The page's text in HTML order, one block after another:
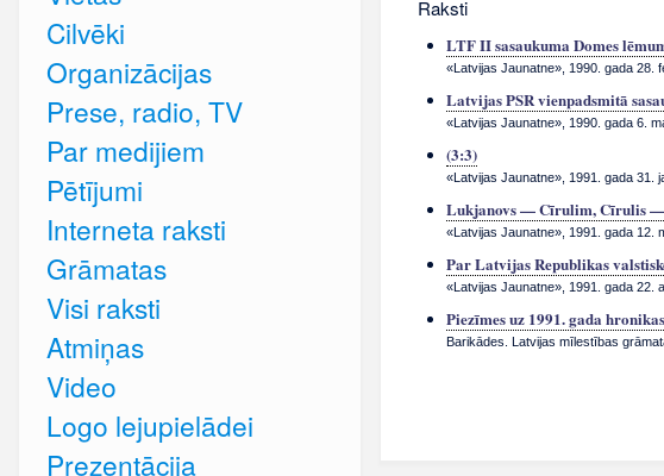
Raksti
LTF II sasaukuma Domes
«Latvijas Jaunatne», 1990. gada 28.
Latvijas PSR vienpadsmitā
«Latvijas Jaunatne», 1990. gada 6.
(3:3)
«Latvijas Jaunatne», 1991. gada 31.
Lukjanovs — Cīrulim, Cīrulis
«Latvijas Jaunatne», 1991. gada 12.
Par Latvijas Republikas
«Latvijas Jaunatne», 1991. gada 22.
Piezīmes uz 1991. gada
Barikādes. Latvijas mīlestības
Cilvēki
Organizācijas
Prese, radio, TV
Par medijiem
Pētījumi
Interneta raksti
Grāmatas
Visi raksti
Atmiņas
Video
Logo lejupielādei
Prezentācija